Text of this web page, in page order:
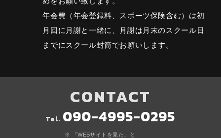
年会費（年会登録料、スポーツ保険含む）は初
月回に月謝と一緒に、月謝は月末のスクール日
までにスクール封筒でお願いします。
CONTACT
Tel. 090-4995-0295
「WEBサイトを見た」と